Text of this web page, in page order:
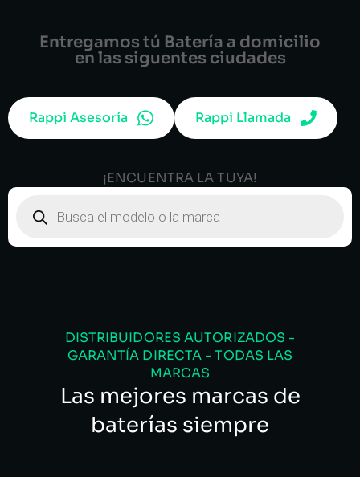
Entregamos tú Batería a domicilio
en las siguentes ciudades
Rappi Asesoría Rappi Llamada
¡ENCUENTRA LA TUYA!
DISTRIBUIDORES AUTORIZADOS -
GARANTÍA DIRECTA - TODAS LAS
MARCAS
Las mejores marcas de
baterías siempre